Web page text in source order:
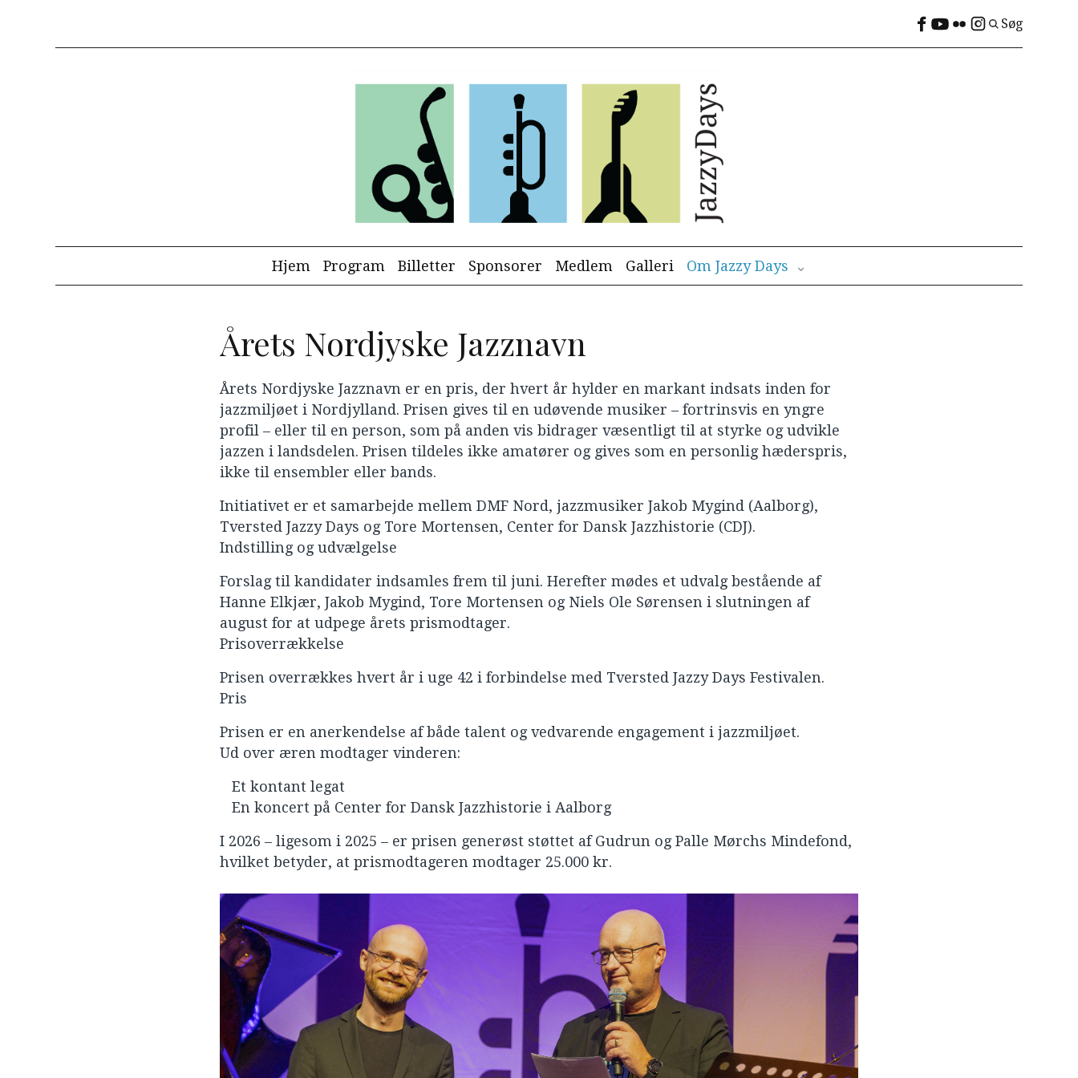
Søg
Hjem Program Billetter Sponsorer Medlem Galleri Om Jazzy Days
Årets Nordjyske Jazznavn
Årets Nordjyske Jazznavn er en pris, der hvert år hylder en markant indsats inden for
jazzmiljøet i Nordjylland. Prisen gives til en udøvende musiker – fortrinsvis en yngre
profil – eller til en person, som på anden vis bidrager væsentligt til at styrke og udvikle
jazzen i landsdelen. Prisen tildeles ikke amatører og gives som en personlig hæderspris,
ikke til ensembler eller bands.
Initiativet er et samarbejde mellem DMF Nord, jazzmusiker Jakob Mygind (Aalborg),
Tversted Jazzy Days og Tore Mortensen, Center for Dansk Jazzhistorie (CDJ).
Indstilling og udvælgelse
Forslag til kandidater indsamles frem til juni. Herefter mødes et udvalg bestående af
Hanne Elkjær, Jakob Mygind, Tore Mortensen og Niels Ole Sørensen i slutningen af
august for at udpege årets prismodtager.
Prisoverrækkelse
Prisen overrækkes hvert år i uge 42 i forbindelse med Tversted Jazzy Days Festivalen.
Pris
Prisen er en anerkendelse af både talent og vedvarende engagement i jazzmiljøet.
Ud over æren modtager vinderen:
Et kontant legat
En koncert på Center for Dansk Jazzhistorie i Aalborg
I 2026 – ligesom i 2025 – er prisen generøst støttet af Gudrun og Palle Mørchs Mindefond,
hvilket betyder, at prismodtageren modtager 25.000 kr.